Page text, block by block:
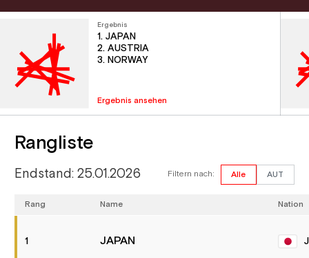
Ergebnis
1. JAPAN
2. AUSTRIA
3. NORWAY
Ergebnis ansehen
Rangliste
Endstand: 25.01.2026 Filtern nach: Alle AUT
Rang Name Nation
1 JAPAN